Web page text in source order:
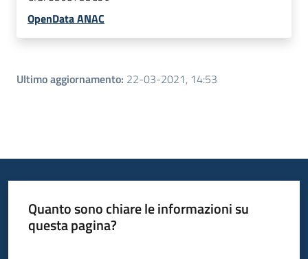
OpenData ANAC
Ultimo aggiornamento: 22-03-2021, 14:53
Quanto sono chiare le informazioni su
questa pagina?